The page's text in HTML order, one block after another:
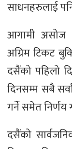
साधनहरुलाई
आगामी असोज
अग्रिम टिकट
दसैंको पहिलो
दिनसम्म सबै
गर्ने समेत निर्णय
दसैंको